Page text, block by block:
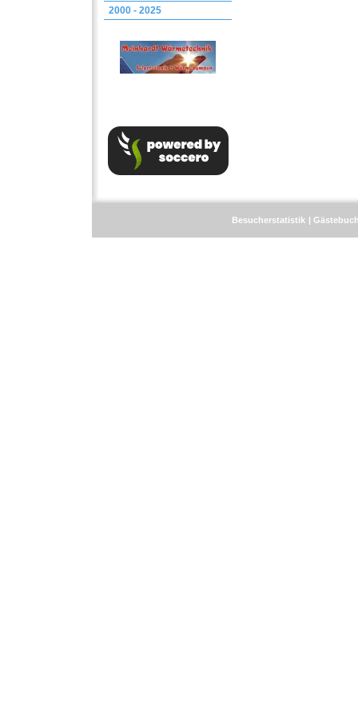
2000 - 2025
Besucherstatistik